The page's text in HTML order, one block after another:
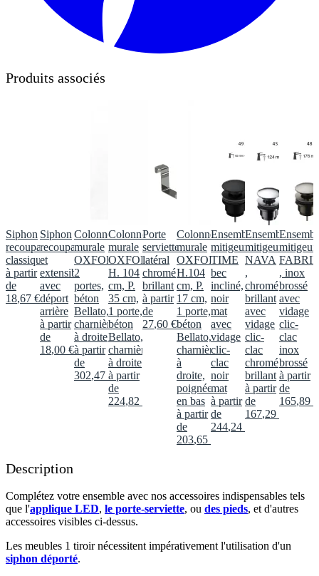
Produits associés
Siphon
recoupable
classique
à partir
de
18,67 €
Siphon
recoupable
et
extensible
avec
déport
arrière
à partir
de
18,00 €
Colonne
murale
OXFORD
2
portes,
béton
Bellato,
charnières
à droite
à partir
de
302,47 €
Colonne
murale
OXFORD,
H. 104
cm, P.
35 cm,
1 porte,
béton
Bellato,
charnières
à droite
à partir
de
224,82
Porte
serviette
latéral
chromé
brillant
à partir
de
27,60 €
Colonne
murale
OXFORD,
H.104
cm, P.
17 cm,
1 porte,
béton
Bellato,
charnières
à
droite,
poignée
en bas
à partir
de
203,65
Ensemble
mitigeur
TIME
bec
incliné,
noir
mat
avec
vidage
clic-
clac
noir
mat
à partir
de
244,24
Ensemble
mitigeur
NAVA
,
chromé
brillant
avec
vidage
clic-
clac
chromé
brillant
à partir
de
167,29
mitigeur
, inox
brossé
avec
vidage
clic-
clac
inox
brossé
à partir
de
165,89
Description
Complétez votre ensemble avec nos accessoires indispensables tels
que l'applique LED, le porte-serviette, ou des pieds, et d'autres
accessoires visibles ci-dessus.​
Les meubles 1 tiroir nécessitent impérativement l'utilisation d'un
siphon déporté.​